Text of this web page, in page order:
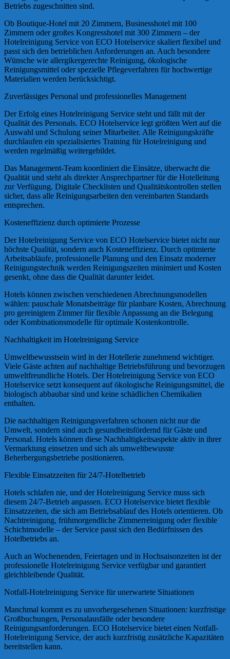
Betriebs zugeschnitten sind.
Ob Boutique-Hotel mit 20 Zimmern, Businesshotel mit 100
Zimmern oder großes Kongresshotel mit 300 Zimmern – der
Hotelreinigung Service von ECO Hotelservice skaliert flexibel und
passt sich den betrieblichen Anforderungen an. Auch besondere
Wünsche wie allergikergerechte Reinigung, ökologische
Reinigungsmittel oder spezielle Pflegeverfahren für hochwertige
Materialien werden berücksichtigt.
Zuverlässiges Personal und professionelles Management
Der Erfolg eines Hotelreinigung Service steht und fällt mit der
Qualität des Personals. ECO Hotelservice legt größten Wert auf die
Auswahl und Schulung seiner Mitarbeiter. Alle Reinigungskräfte
durchlaufen ein spezialisiertes Training für Hotelreinigung und
werden regelmäßig weitergebildet.
Das Management-Team koordiniert die Einsätze, überwacht die
Qualität und steht als direkter Ansprechpartner für die Hotelleitung
zur Verfügung. Digitale Checklisten und Qualitätskontrollen stellen
sicher, dass alle Reinigungsarbeiten den vereinbarten Standards
entsprechen.
Kosteneffizienz durch optimierte Prozesse
Der Hotelreinigung Service von ECO Hotelservice bietet nicht nur
höchste Qualität, sondern auch Kosteneffizienz. Durch optimierte
Arbeitsabläufe, professionelle Planung und den Einsatz moderner
Reinigungstechnik werden Reinigungszeiten minimiert und Kosten
gesenkt, ohne dass die Qualität darunter leidet.
Hotels können zwischen verschiedenen Abrechnungsmodellen
wählen: pauschale Monatsbeiträge für planbare Kosten, Abrechnung
pro gereinigtem Zimmer für flexible Anpassung an die Belegung
oder Kombinationsmodelle für optimale Kostenkontrolle.
Nachhaltigkeit im Hotelreinigung Service
Umweltbewusstsein wird in der Hotellerie zunehmend wichtiger.
Viele Gäste achten auf nachhaltige Betriebsführung und bevorzugen
umweltfreundliche Hotels. Der Hotelreinigung Service von ECO
Hotelservice setzt konsequent auf ökologische Reinigungsmittel, die
biologisch abbaubar sind und keine schädlichen Chemikalien
enthalten.
Die nachhaltigen Reinigungsverfahren schonen nicht nur die
Umwelt, sondern sind auch gesundheitsfördernd für Gäste und
Personal. Hotels können diese Nachhaltigkeitsaspekte aktiv in ihrer
Vermarktung einsetzen und sich als umweltbewusste
Beherbergungsbetriebe positionieren.
Flexible Einsatzzeiten für 24/7-Hotelbetrieb
Hotels schlafen nie, und der Hotelreinigung Service muss sich
diesem 24/7-Betrieb anpassen. ECO Hotelservice bietet flexible
Einsatzzeiten, die sich am Betriebsablauf des Hotels orientieren. Ob
Nachtreinigung, frühmorgendliche Zimmerreinigung oder flexible
Schichtmodelle – der Service passt sich den Bedürfnissen des
Hotelbetriebs an.
Auch an Wochenenden, Feiertagen und in Hochsaisonzeiten ist der
professionelle Hotelreinigung Service verfügbar und garantiert
gleichbleibende Qualität.
Notfall-Hotelreinigung Service für unerwartete Situationen
Manchmal kommt es zu unvorhergesehenen Situationen: kurzfristige
Großbuchungen, Personalausfälle oder besondere
Reinigungsanforderungen. ECO Hotelservice bietet einen Notfall-
Hotelreinigung Service, der auch kurzfristig zusätzliche Kapazitäten
bereitstellen kann.